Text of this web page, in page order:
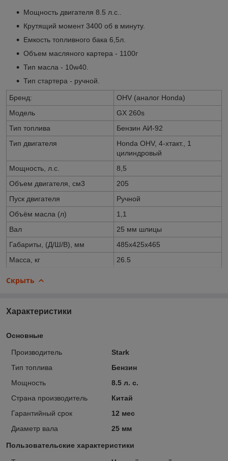
Мощность двигателя 8.5 л.с..
Крутящий момент 3400 об в минуту.
Емкость топливного бака 6,5л.
Объем масляного картера - 1100г
Тип масла - 10w40.
Тип стартера - ручной.
Бренд:
OHV (аналог Honda)
Модель
GX 260s
Тип топлива
Бензин АИ-92
Тип двигателя
Honda OHV, 4-хтакт., 1
цилиндровый
Мощность, л.с.
8,5
Объем двигателя, см3
205
Пуск двигателя
Ручной
Объём масла (л)
1,1
Вал
25 мм шлицы
Габариты, (Д/Ш/В), мм
485х425х465
Масса, кг
26.5
Скрыть
Характеристики
Основные
Производитель
Stark
Тип топлива
Бензин
Мощность
8.5 л. с.
Страна производитель
Китай
Гарантийный срок
12 мес
Диаметр вала
25 мм
Пользовательские характеристики